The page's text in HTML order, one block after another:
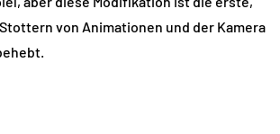
von Animationen und der Kamera